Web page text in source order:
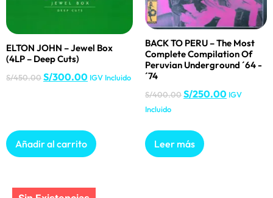
ELTON JOHN – Jewel Box
(4LP – Deep Cuts)
S/450.00S/300.00 IGV Incluido
Añadir al carrito
BACK TO PERU – The Most
Complete Compilation Of
Peruvian Underground ´64 -
´74
S/400.00S/250.00 IGV
Incluido
Leer más